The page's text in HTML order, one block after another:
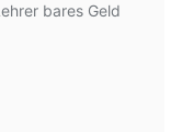
bares Geld